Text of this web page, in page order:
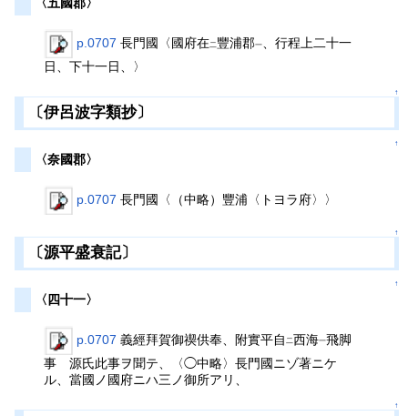
p.0707 長門國〈國府在二 豐浦郡一
、行程上二十一
日、下十一日、〉
↑
〔伊呂波字類抄〕
↑
〈奈國郡〉
p.0707 長門國〈（中略）豐浦〈トヨラ府〉〉
↑
〔源平盛衰記〕
↑
〈四十一〉
p.0707 義經拜賀御禊供奉、附實平自二西海一飛脚
事 源氏此事ヲ聞テ、〈◯中略〉長門國ニゾ著ニケ
ル、當國ノ國府ニハ三ノ御所アリ、
↑